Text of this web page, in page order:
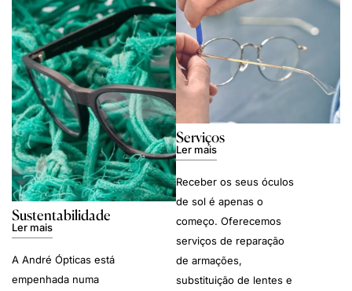
Sustentabilidade
Ler mais
A André Ópticas está
empenhada numa
Serviços
Ler mais
Receber os seus óculos
de sol é apenas o
começo. Oferecemos
serviços de reparação
de armações,
substituição de lentes e